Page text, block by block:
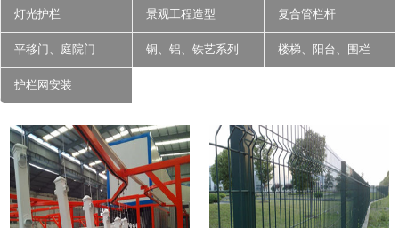
灯光护栏 景观工程造型 复合管栏杆
平移门、庭院门 铜、铝、铁艺系列 楼梯、阳台、围栏
护栏网安装